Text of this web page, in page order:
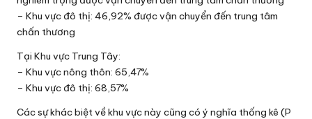
– Khu vực đô thị: 46,92% được vận chuyển đến trung tâm
chấn thương
Tại Khu vực Trung Tây:
– Khu vực nông thôn: 65,47%
– Khu vực đô thị: 68,57%
Các sự khác biệt về khu vực này cũng có ý nghĩa thống kê (P